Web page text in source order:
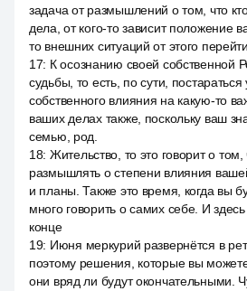
задача от размышлений о том, что
дела, от кого-то зависит положение
то внешних ситуаций от этого перейти.
17: К осознанию своей собственной
судьбы, то есть, по сути, постараться
собственного влияния на какую-то
ваших делах также, поскольку ваш
семью, род.
18: Жительство, то это говорит о
размышлять о степени влияния
и планы. Также это время, когда вы
много говорить о самих себе. И
конце
19: Июня меркурий развернётся в
поэтому решения, которые вы
они вряд ли будут окончательными.